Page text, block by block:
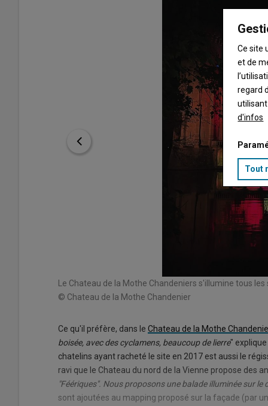
Le Chateau de la Mothe Chandeniers s'illumine tous les
© Chateau de la Mothe Chandenier
Ce qu'il préfère, dans le Chateau de la Mothe
boisée, avec des cyclamens, beaucoup de lierre"
chatelins ayant racheté le site en 2017 est aussi le
ravi que le Chateau du nord de la Vienne propose des
"Féériques". Nous proposons une balade illuminée sur le
sont ajoutées au mapping proposé sur la façade (par
Ce site
et de
regard
utilisant
d'infos
Tout